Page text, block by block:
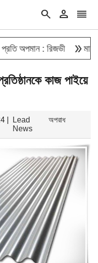
search person reorder
: রিজভী double_arrowমাহবুব আলী
কাজ পাইয়ে
|
Lead
News
অপরাধ